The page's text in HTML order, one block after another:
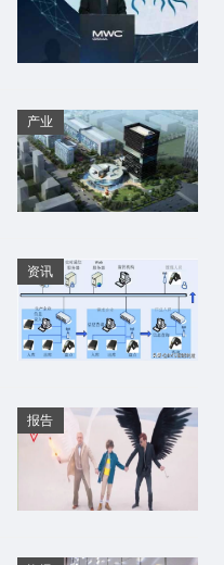
产业
资讯
报告